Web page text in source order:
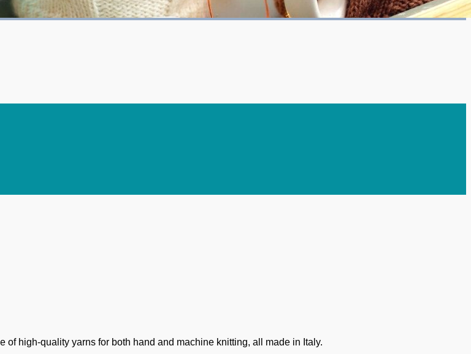
high-quality yarns for both hand and machine knitting, all made in Italy.